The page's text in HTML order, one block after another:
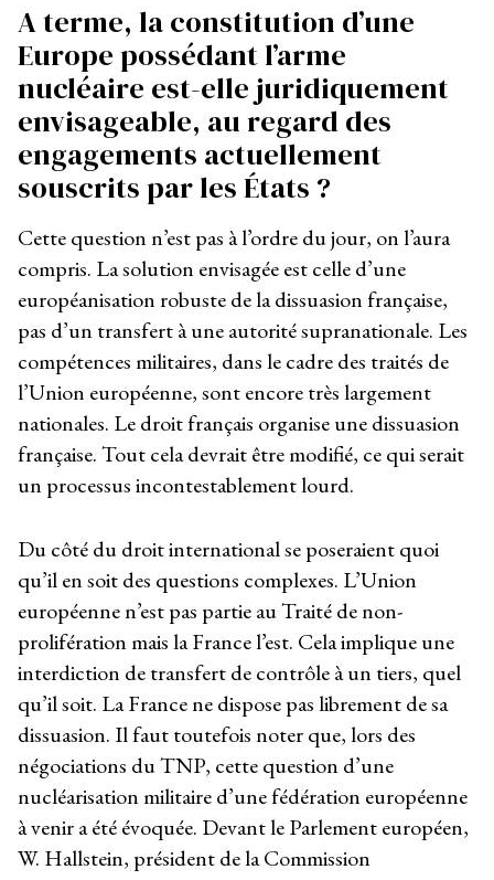
A terme, la constitution d’une
Europe possédant l’arme
nucléaire est-elle juridiquement
envisageable, au regard des
engagements actuellement
souscrits par les États ?
Cette question n’est pas à l’ordre du jour, on l’aura
compris. La solution envisagée est celle d’une
européanisation robuste de la dissuasion française,
pas d’un transfert à une autorité supranationale. Les
compétences militaires, dans le cadre des traités de
l’Union européenne, sont encore très largement
nationales. Le droit français organise une dissuasion
française. Tout cela devrait être modifié, ce qui serait
un processus incontestablement lourd.
Du côté du droit international se poseraient quoi
qu’il en soit des questions complexes. L’Union
européenne n’est pas partie au Traité de non-
prolifération mais la France l’est. Cela implique une
interdiction de transfert de contrôle à un tiers, quel
qu’il soit. La France ne dispose pas librement de sa
dissuasion. Il faut toutefois noter que, lors des
négociations du TNP, cette question d’une
nucléarisation militaire d’une fédération européenne
à venir a été évoquée. Devant le Parlement européen,
W. Hallstein, président de la Commission